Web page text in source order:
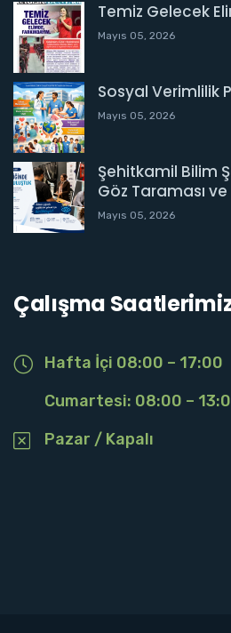
Temiz Gelecek
Mayıs 05, 2026
Sosyal Verimlilik
Mayıs 05, 2026
Şehitkamil Bilim
Göz Taraması ve
Mayıs 05, 2026
Çalışma
Hafta İçi 08:00 – 17:00
Cumartesi: 08:00 –
Pazar / Kapalı